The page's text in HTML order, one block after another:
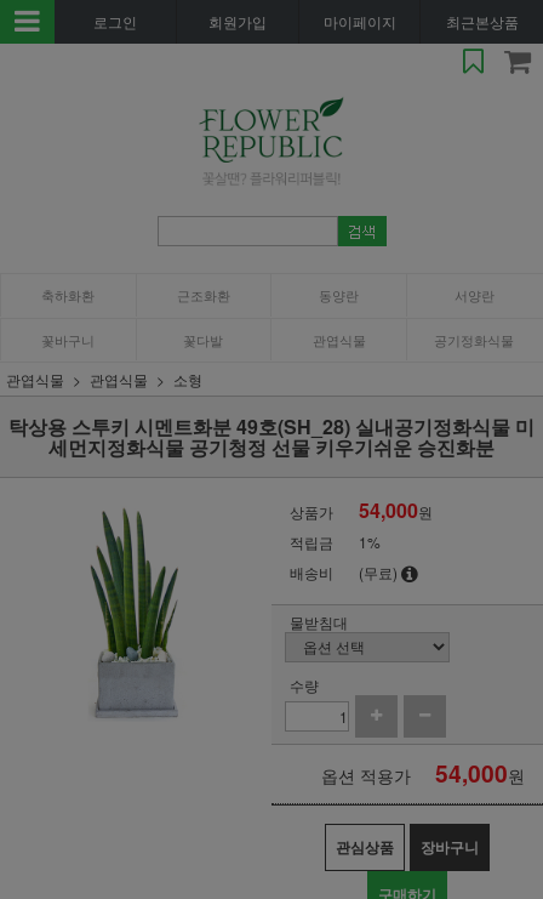
로그인 회원가입 마이페이지 최근본상품
축하화환 근조화환 동양란 서양란
꽃바구니 꽃다발 관엽식물 공기정화식물
관엽식물 관엽식물 소형
탁상용 스투키 시멘트화분 49호(SH_28) 실내공기정화식물 미
세먼지정화식물 공기청정 선물 키우기쉬운 승진화분
상품가 54,000원
적립금
1%
배송비
(무료)
물받침대
수량
옵션 적용가 54,000원
관심상품 장바구니
구매하기